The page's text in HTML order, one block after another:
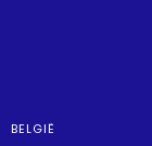
BELGIË